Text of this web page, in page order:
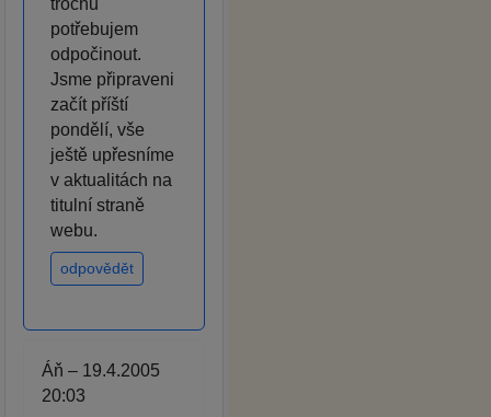
trochu
potřebujem
odpočinout.
Jsme připraveni
začít příští
pondělí, vše
ještě upřesníme
v aktualitách na
titulní straně
webu.
odpovědět
Áň – 19.4.2005
20:03